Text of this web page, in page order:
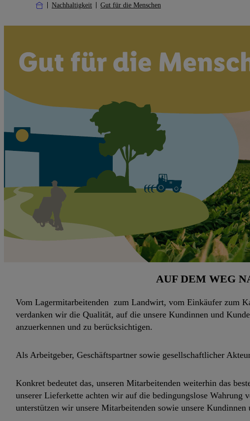
Nachhaltigkeit Gut für die Menschen
AUF DEM WEG
Vom Lagermitarbeitenden zum Landwirt, vom Einkäufer zum
verdanken wir die Qualität, auf die unsere Kundinnen und
anzuerkennen und zu berücksichtigen.
Als Arbeitgeber, Geschäftspartner sowie gesellschaftlicher
Konkret bedeutet das, unseren Mitarbeitenden weiterhin das
unserer Lieferkette achten wir auf die bedingungslose Wahrung
unterstützen wir unsere Mitarbeitenden sowie unsere